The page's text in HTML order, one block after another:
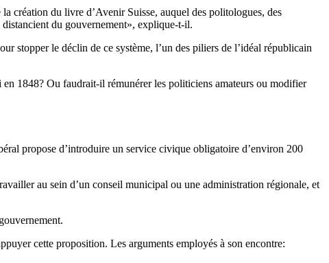
création du livre d’Avenir Suisse, auquel des politologues, des
du gouvernement», explique-t-il.
stopper le déclin de ce système, l’un des piliers de l’idéal républicain
1848? Ou faudrait-il rémunérer les politiciens amateurs ou modifier
propose d’introduire un service civique obligatoire d’environ 200
au sein d’un conseil municipal ou une administration régionale, et
cette proposition. Les arguments employés à son encontre: